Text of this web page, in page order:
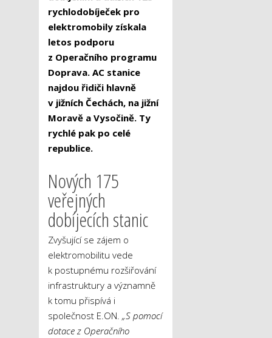
rychlodobíječek pro
elektromobily získala
letos podporu
z Operačního programu
Doprava. AC stanice
najdou řidiči hlavně
v jižních Čechách, na jižní
Moravě a Vysočině. Ty
rychlé pak po celé
republice.
Nových 175
veřejných
dobíjecích stanic
Zvyšující se zájem o
elektromobilitu vede
k postupnému rozšiřování
infrastruktury a významně
k tomu přispívá i
společnost E.ON. „S pomocí
dotace z Operačního